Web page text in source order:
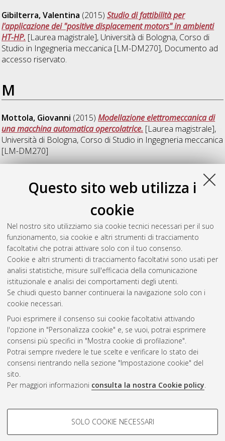
Questo sito web utilizza i
cookie
Nel nostro sito utilizziamo sia cookie tecnici necessari per il suo
funzionamento, sia cookie e altri strumenti di tracciamento
facoltativi che potrai attivare solo con il tuo consenso.
Cookie e altri strumenti di tracciamento facoltativi sono usati per
analisi statistiche, misure sull'efficacia della comunicazione
istituzionale e analisi dei comportamenti degli utenti.
Se chiudi questo banner continuerai la navigazione solo con i
cookie necessari.
Puoi esprimere il consenso sui cookie facoltativi attivando
l'opzione in "Personalizza cookie" e, se vuoi, potrai esprimere
consensi più specifici in "Mostra cookie di profilazione".
Potrai sempre rivedere le tue scelte e verificare lo stato dei
consensi rientrando nella sezione "Impostazione cookie" del
sito.
Per maggiori informazioni consulta la nostra Cookie policy.
COOKIE DI PROFILAZIONE -
SOLO COOKIE NECESSARI
Gibilterra, Valentina (2015)Studio di fattibilità per
l'applicazione dei "positive displacement motors" in ambienti
HT-HP. [Laurea magistrale], Università di Bologna, Corso di
Studio in Ingegneria meccanica [LM-DM270], Documento ad
accesso riservato.
M
Mottola, Giovanni (2015)Modellazione elettromeccanica di
una macchina automatica opercolatrice. [Laurea magistrale],
Università di Bologna, Corso di Studio in Ingegneria meccanica
[LM-DM270]
(2015)Analisi termofluidodinamica per lo
magistrale], Università di Bologna, Corso di Studio in
Ingegneria meccanica [LM-DM270], Documento ad accesso
riservato.
Questa lista e' stata generata ilWed Aug 5 20:34:44 2026
CEST
Atom
Rss 1.0
Rss 2.0
AMS Laurea
Impostazioni Cookie
Informativa sulla privacy
Condizioni d’uso del sito